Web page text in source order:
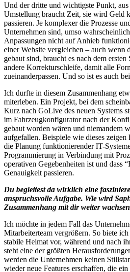
Und der dritte und wichtigste Punkt,
Umstellung braucht Zeit, sie wird Geld
passieren. Je komplexer die Prozesse
Unternehmen sind, umso
Anpassungen nicht auf Anhieb
einer Website vergleichen – auch wenn
gebaut sind, braucht es nach dem
andere Korrekturschleife, damit alle
zueinanderpassen. Und so ist es auch
Ich durfte in diesem Zusammenhang
miterleben. Ein Projekt, bei dem
Kurz nach GoLive des neuen Systems
im Fahrzeugkonfigurator nach der
gebaut worden wären und niemandem
aufgefallen. Beispiele wie dieses
die Planung funktionierender IT-
Programmierung in Verbindung mit
operativen Gegebenheiten ist und dass
Genauigkeit passieren.
Du begleitest da wirklich eine
anspruchsvolle Aufgabe. Wie wird
Zusammenhang mit dir weiter
Ich möchte in jedem Fall das
Mitarbeiterteam vergrößern. So biete
stabile Heimat vor, während und nach
steht eine der größten
werden die Unternehmen keinen
wieder neue Features erschaffen, die